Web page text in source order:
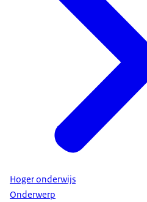
Hoger onderwijs
Onderwerp